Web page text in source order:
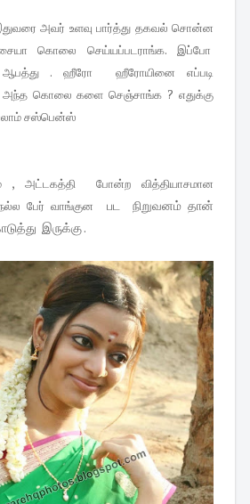
அவர் உளவு பார்த்து தகவல் சொன்ன
கொலை செய்யப்படராங்க. இப்போ
ஆபத்து . ஹீரோ ஹீரோயினை எப்படி
அந்த கொலை களை செஞ்சாங்க ? எதுக்கு
சஸ்பென்ஸ்
, அட்டகத்தி போன்ற வித்தியாசமான
பேர் வாங்குன பட நிறுவனம் தான்
இருக்கு .